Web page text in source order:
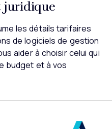
juridique
les détails tarifaires
de logiciels de gestion
aider à choisir celui qui
budget et à vos